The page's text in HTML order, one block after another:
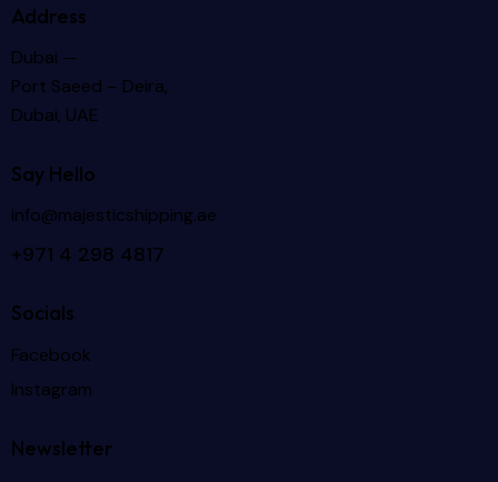
Address
Dubai —
Port Saeed – Deira,
Dubai, UAE
Say Hello
info@majesticshipping.ae
+971 4 298 4817
Socials
Facebook
Instagram
Newsletter